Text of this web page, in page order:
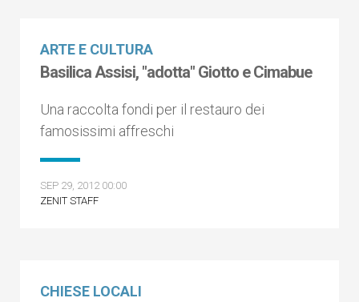
ARTE E CULTURA
Basilica Assisi, "adotta" Giotto e Cimabue
Una raccolta fondi per il restauro dei
famosissimi affreschi
SEP 29, 2012 00:00
ZENIT STAFF
CHIESE LOCALI